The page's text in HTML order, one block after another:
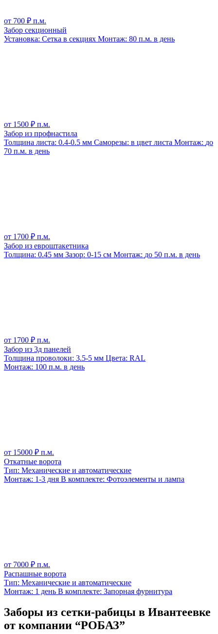
от 700 ₽ п.м.
Забор секционный
Установка: Сетка в секциях Монтаж: 80 п.м. в день
от 1500 ₽ п.м.
Забор из профнастила
Толщина листа: 0.4-0.5 мм Саморезы: в цвет листа Монтаж: до
70 п.м. в день
от 1700 ₽ п.м.
Забор из евроштакетника
Толщина: 0.45 мм Зазор: 0-15 см Монтаж: до 50 п.м. в день
от 1700 ₽ п.м.
Забор из 3д панелей
Толщина проволоки: 3.5-5 мм Цвета: RAL
Монтаж: 100 п.м. в день
от 15000 ₽ п.м.
Откатные ворота
Тип: Механические и автоматические
Монтаж: 1-3 дня В комплекте: Фотоэлементы и лампа
от 7000 ₽ п.м.
Распашные ворота
Тип: Механические и автоматические
Монтаж: 1 день В комплекте: Запорная фурнитура
Заборы из сетки-рабицы в Ивантеевке
от компании “РОБАЗ”